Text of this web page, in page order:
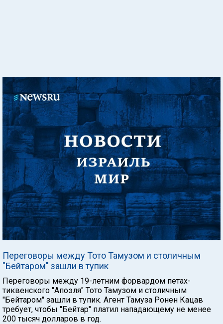
Переговоры между Тото Тамузом и столичным
"Бейтаром" зашли в тупик
Переговоры между 19-летним форвардом петах-
тиквенского "Апоэля" Тото Тамузом и столичным
"Бейтаром" зашли в тупик. Агент Тамуза Ронен Кацав
требует, чтобы "Бейтар" платил нападающему не менее
200 тысяч долларов в год.